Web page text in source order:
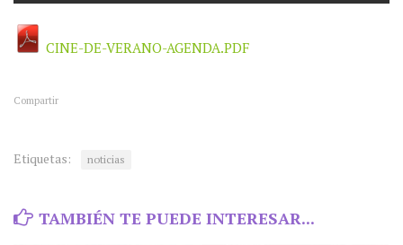
CINE-DE-VERANO-AGENDA.PDF
Compartir
Etiquetas: noticias
TAMBIÉN TE PUEDE INTERESAR...